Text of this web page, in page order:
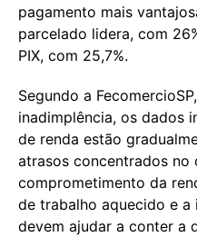
pagamento mais
parcelado lidera, com
PIX, com 25,7%.
Segundo a
inadimplência, os dados
de renda estão
atrasos concentrados
comprometimento da
de trabalho aquecido e
devem ajudar a conter a